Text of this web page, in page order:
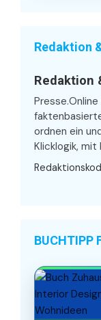
Redaktion
Redaktion
ordnen ein
Klicklogik, mit
BUCHTIPP